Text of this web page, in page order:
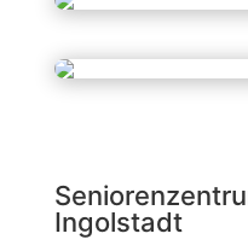
Ingolstadt